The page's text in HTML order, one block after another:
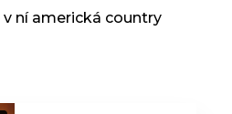
ní americká country